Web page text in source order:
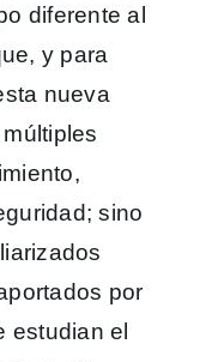
diferente al
y para
nueva
sino
por
estudian el